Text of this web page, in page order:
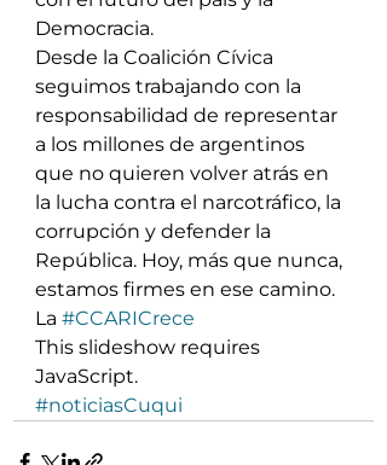
Democracia.
Desde la Coalición Cívica
seguimos trabajando con la
responsabilidad de representar
a los millones de argentinos
que no quieren volver atrás en
la lucha contra el narcotráfico, la
corrupción y defender la
República. Hoy, más que nunca,
estamos firmes en ese camino.
La #CCARICrece
This slideshow requires
JavaScript.
#noticiasCuqui